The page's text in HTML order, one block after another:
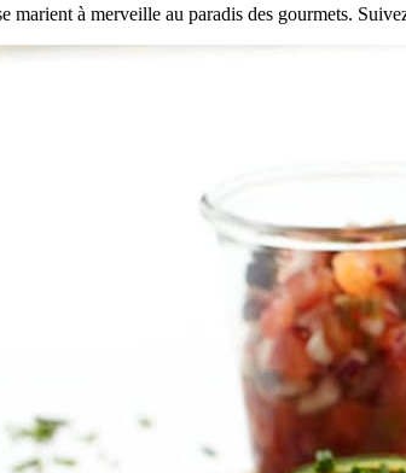
marient à merveille au paradis des gourmets.